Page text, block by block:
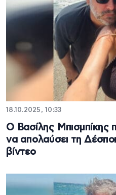
18.10.2025, 10:33
Ο Βασίλης Μπισμπίκης
να απολαύσει τη
βίντεο